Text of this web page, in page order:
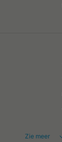
Zie meer